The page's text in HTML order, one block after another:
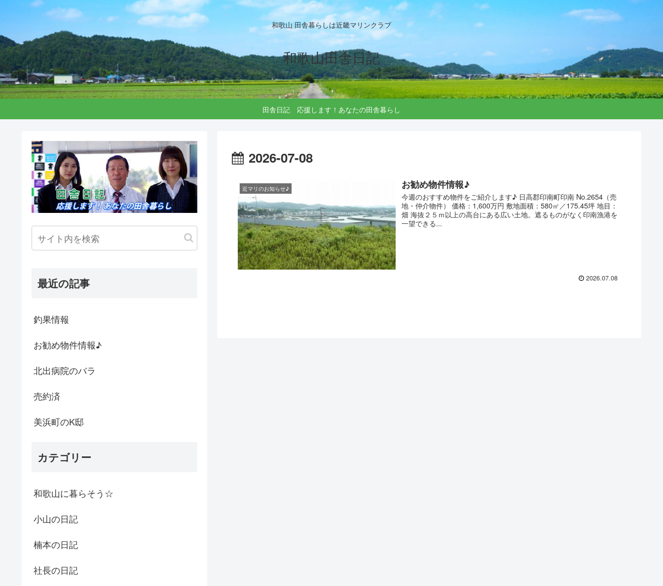
和歌山 田舎暮らしは近畿マリンクラブ
和歌山田舎日記
田舎日記 応援します！あなたの田舎暮らし
2026-07-08
近マリのお知らせ♪ お勧め物件情報♪
今週のおすすめ物件をご紹介します♪ 日高郡印南町印南 No.2654（売
地・仲介物件） 価格：1,600万円 敷地面積：580㎡／175.45坪 地目：
畑 海抜２５ｍ以上の高台にある広い土地。遮るものがなく印南漁港を
一望できる...
2026.07.08
最近の記事
釣果情報
お勧め物件情報♪
北出病院のバラ
売約済
美浜町のK邸
カテゴリー
和歌山に暮らそう☆
小山の日記
楠本の日記
社長の日記